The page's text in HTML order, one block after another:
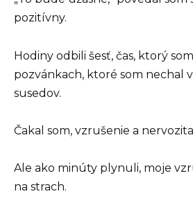
pozitívny.
Hodiny odbili šesť, čas, ktorý
pozvánkach, ktoré som nechal
susedov.
Čakal som, vzrušenie a
Ale ako minúty plynuli, moje
na strach.